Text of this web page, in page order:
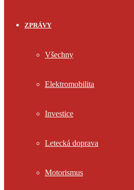
ZPRÁVY
Všechny
Elektromobilita
Investice
Letecká doprava
Motorismus